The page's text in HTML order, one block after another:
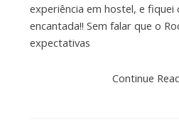
experiência em hostel, e
encantada!! Sem falar que o
expectativas
Continue